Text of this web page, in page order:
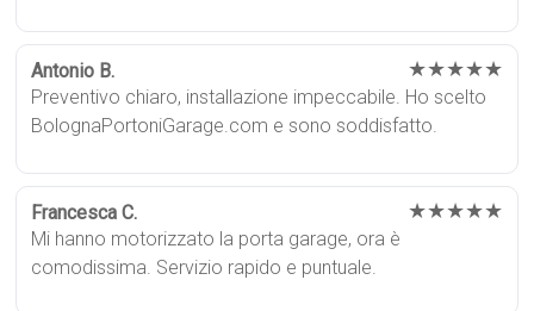
Antonio B. ★★★★★
Preventivo chiaro, installazione impeccabile. Ho scelto
BolognaPortoniGarage.com e sono soddisfatto.
Francesca C. ★★★★★
Mi hanno motorizzato la porta garage, ora è
comodissima. Servizio rapido e puntuale.